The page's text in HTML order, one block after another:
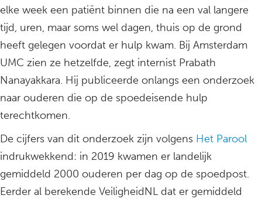
elke week een patiënt binnen die na een val langere
tijd, uren, maar soms wel dagen, thuis op de grond
heeft gelegen voordat er hulp kwam. Bij Amsterdam
UMC zien ze hetzelfde, zegt internist Prabath
Nanayakkara. Hij publiceerde onlangs een onderzoek
naar ouderen die op de spoedeisende hulp
terechtkomen.
De cijfers van dit onderzoek zijn volgens Het Parool
indrukwekkend: in 2019 kwamen er landelijk
gemiddeld 2000 ouderen per dag op de spoedpost.
Eerder al berekende VeiligheidNL dat er gemiddeld